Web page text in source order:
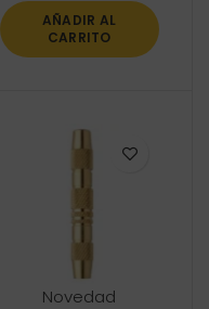
AÑADIR AL
CARRITO
Novedad